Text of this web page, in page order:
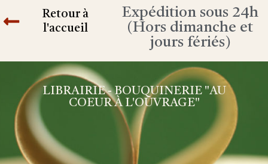
Retour à
l'accueil
Expédition sous 24h
(Hors dimanche et
jours fériés)
LIBRAIRIE - BOUQUINERIE "AU
COEUR À L'OUVRAGE"